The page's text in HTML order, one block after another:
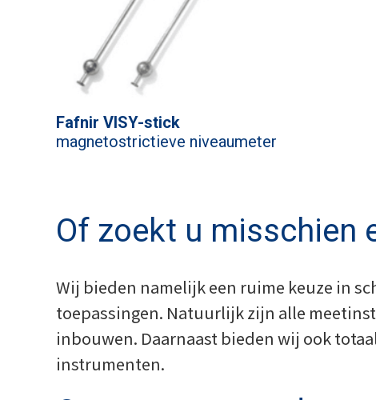
Fafnir VISY-stick
magnetostrictieve niveaumeter
Of zoekt u misschien
Wij bieden namelijk een ruime keuze in
toepassingen. Natuurlijk zijn alle
inbouwen. Daarnaast bieden wij ook
instrumenten.